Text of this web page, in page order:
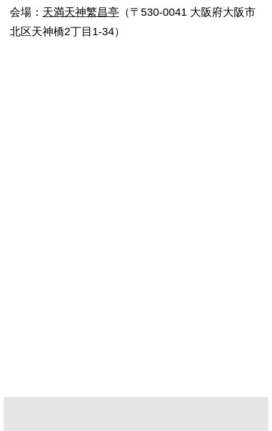
会場： 天満天神繁昌亭 （〒530-0041 大阪府大阪市
北区天神橋2丁目1-34）